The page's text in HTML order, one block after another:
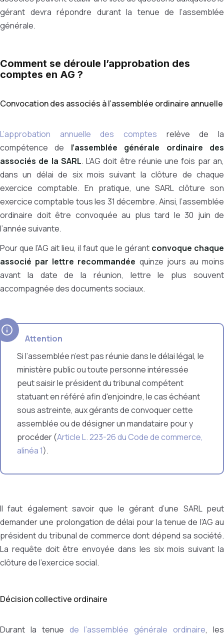
gérant devra répondre durant la tenue de l’assemblée
générale.
Comment se déroule l’approbation des
comptes en AG ?
Convocation des associés à l’assemblée ordinaire annuelle
L’approbation annuelle des comptes relève de la
compétence de l’assemblée générale ordinaire des
associés de la SARL. L’AG doit être réunie une fois par an,
dans un délai de six mois suivant la clôture de chaque
exercice comptable. En pratique, une SARL clôture son
exercice comptable tous les 31 décembre. Ainsi, l’assemblée
ordinaire doit être convoquée au plus tard le 30 juin de
l’année suivante.
Pour que l’AG ait lieu, il faut que le gérant convoque chaque
associé par lettre recommandée quinze jours au moins
avant la date de la réunion, lettre le plus souvent
accompagnée des documents sociaux.
Attention
Si l’assemblée n’est pas réunie dans le délai légal, le
ministère public ou toute personne intéressée
peut saisir le président du tribunal compétent
statuant en référé afin d'enjoindre, le cas échéant
sous astreinte, aux gérants de convoquer cette
assemblée ou de désigner un mandataire pour y
procéder (Article L. 223-26 du Code de commerce,
alinéa 1).
Il faut également savoir que le gérant d’une SARL peut
demander une prolongation de délai pour la tenue de l’AG au
président du tribunal de commerce dont dépend sa société.
La requête doit être envoyée dans les six mois suivant la
clôture de l’exercice social.
Décision collective ordinaire
Durant la tenue de l’assemblée générale ordinaire, les